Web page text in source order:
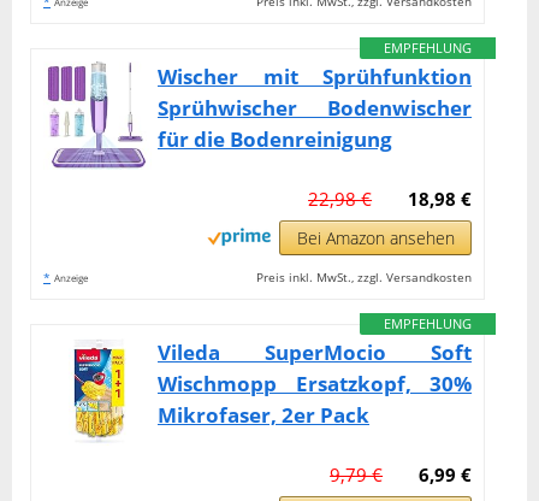
EMPFEHLUNG
Wischer mit Sprühfunktion
Sprühwischer Bodenwischer
für die Bodenreinigung
18,98 €
22,98 €
Bei Amazon ansehen
* Anzeige Preis inkl. MwSt., zzgl. Versandkosten
EMPFEHLUNG
Vileda SuperMocio Soft
Wischmopp Ersatzkopf, 30%
Mikrofaser, 2er Pack
6,99 €
9,79 €